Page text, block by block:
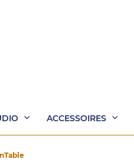
ACCESSOIRES